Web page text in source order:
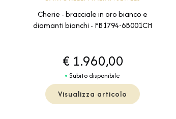
Cherie - bracciale in oro bianco e
diamanti bianchi - FB1794-6B001CH
€ 1.960,00
Subito disponibile
Visualizza articolo